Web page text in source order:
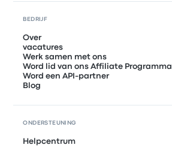
BEDRIJF
Over
vacatures
Werk samen met ons
Word lid van ons Affiliate Programma
Word een API-partner
Blog
ONDERSTEUNING
Helpcentrum